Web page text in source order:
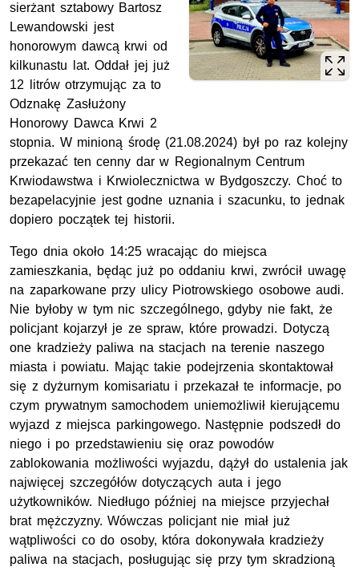
sierżant sztabowy Bartosz
Lewandowski jest
honorowym dawcą krwi od
kilkunastu lat. Oddał jej już
12 litrów otrzymując za to
Odznakę Zasłużony
Honorowy Dawca Krwi 2
stopnia. W minioną środę (21.08.2024) był po raz kolejny
przekazać ten cenny dar w Regionalnym Centrum
Krwiodawstwa i Krwiolecznictwa w Bydgoszczy. Choć to
bezapelacyjnie jest godne uznania i szacunku, to jednak
dopiero początek tej historii.
Tego dnia około 14:25 wracając do miejsca
zamieszkania, będąc już po oddaniu krwi, zwrócił uwagę
na zaparkowane przy ulicy Piotrowskiego osobowe audi.
Nie byłoby w tym nic szczególnego, gdyby nie fakt, że
policjant kojarzył je ze spraw, które prowadzi. Dotyczą
one kradzieży paliwa na stacjach na terenie naszego
miasta i powiatu. Mając takie podejrzenia skontaktował
się z dyżurnym komisariatu i przekazał te informacje, po
czym prywatnym samochodem uniemożliwił kierującemu
wyjazd z miejsca parkingowego. Następnie podszedł do
niego i po przedstawieniu się oraz powodów
zablokowania możliwości wyjazdu, dążył do ustalenia jak
najwięcej szczegółów dotyczących auta i jego
użytkowników. Niedługo później na miejsce przyjechał
brat mężczyzny. Wówczas policjant nie miał już
wątpliwości co do osoby, która dokonywała kradzieży
paliwa na stacjach, posługując się przy tym skradzioną